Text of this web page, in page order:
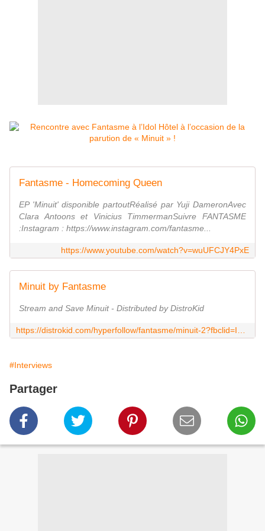
Fantasme - Homecoming Queen
EP 'Minuit' disponible partoutRéalisé par Yuji DameronAvec
Clara Antoons et Vinicius TimmermanSuivre FANTASME
:Instagram : https://www.instagram.com/fantasme...
https://www.youtube.com/watch?v=wuUFCJY4PxE
Minuit by Fantasme
Stream and Save Minuit - Distributed by DistroKid
#Interviews
Partager